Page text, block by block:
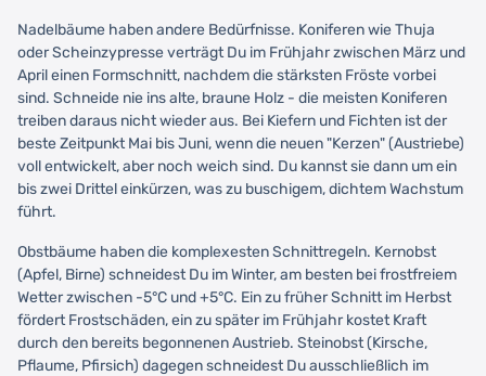
Nadelbäume haben andere Bedürfnisse. Koniferen wie Thuja
oder Scheinzypresse verträgt Du im Frühjahr zwischen März und
April einen Formschnitt, nachdem die stärksten Fröste vorbei
sind. Schneide nie ins alte, braune Holz - die meisten Koniferen
treiben daraus nicht wieder aus. Bei Kiefern und Fichten ist der
beste Zeitpunkt Mai bis Juni, wenn die neuen "Kerzen" (Austriebe)
voll entwickelt, aber noch weich sind. Du kannst sie dann um ein
bis zwei Drittel einkürzen, was zu buschigem, dichtem Wachstum
führt.
Obstbäume haben die komplexesten Schnittregeln. Kernobst
(Apfel, Birne) schneidest Du im Winter, am besten bei frostfreiem
Wetter zwischen -5°C und +5°C. Ein zu früher Schnitt im Herbst
fördert Frostschäden, ein zu später im Frühjahr kostet Kraft
durch den bereits begonnenen Austrieb. Steinobst (Kirsche,
Pflaume, Pfirsich) dagegen schneidest Du ausschließlich im